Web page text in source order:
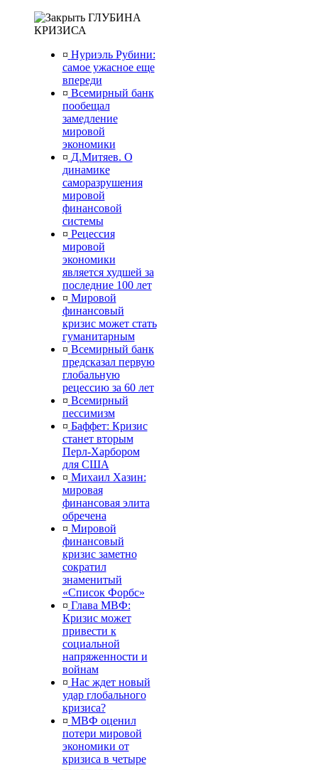
ГЛУБИНА
КРИЗИСА
¤ Нуриэль Рубини:
самое ужасное еще
впереди
¤ Всемирный банк
пообещал
замедление
мировой
экономики
¤ Д.Митяев. О
динамике
саморазрушения
мировой
финансовой
системы
¤ Рецессия
мировой
экономики
является худшей за
последние 100 лет
¤ Мировой
финансовый
кризис может стать
гуманитарным
¤ Всемирный банк
предсказал первую
глобальную
рецессию за 60 лет
¤ Всемирный
пессимизм
¤ Баффет: Кризис
станет вторым
Перл-Харбором
для США
¤ Михаил Хазин:
мировая
финансовая элита
обречена
¤ Мировой
финансовый
кризис заметно
сократил
знаменитый
«Список Форбс»
¤ Глава МВФ:
Кризис может
привести к
социальной
напряженности и
войнам
¤ Нас ждет новый
удар глобального
кризиса?
¤ МВФ оценил
потери мировой
экономики от
кризиса в четыре